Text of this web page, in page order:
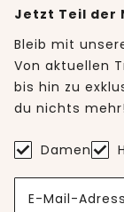
Jetzt Teil der
Bleib mit
Von aktuellen
bis hin zu
du nichts mehr!
Damen
E-Mail-